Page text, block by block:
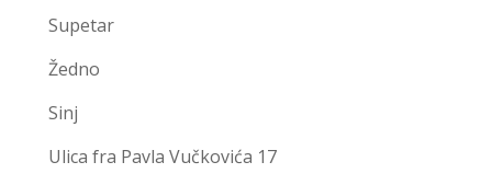
Supetar
Žedno
Sinj
Ulica fra Pavla Vučkovića 17